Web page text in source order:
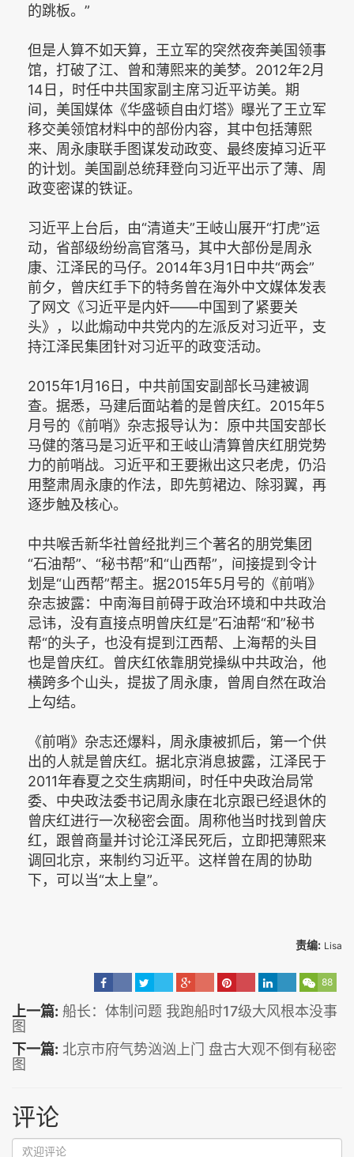
的跳板。”
但是人算不如天算，王立军的突然夜奔美国领事
馆，打破了江、曾和薄熙来的美梦。2012年2月
14日，时任中共国家副主席习近平访美。期
间，美国媒体《华盛顿自由灯塔》曝光了王立军
移交美领馆材料中的部份内容，其中包括薄熙
来、周永康联手图谋发动政变、最终废掉习近平
的计划。美国副总统拜登向习近平出示了薄、周
政变密谋的铁证。
习近平上台后，由“清道夫”王岐山展开“打虎”运
动，省部级纷纷高官落马，其中大部份是周永
康、江泽民的马仔。2014年3月1日中共“两会”
前夕，曾庆红手下的特务曾在海外中文媒体发表
了网文《习近平是内奸——中国到了紧要关
头》，以此煽动中共党内的左派反对习近平，支
持江泽民集团针对习近平的政变活动。
2015年1月16日，中共前国安副部长马建被调
查。据悉，马建后面站着的是曾庆红。2015年5
月号的《前哨》杂志报导认为：原中共国安部长
马健的落马是习近平和王岐山清算曾庆红朋党势
力的前哨战。习近平和王要揪出这只老虎，仍沿
用整肃周永康的作法，即先剪裙边、除羽翼，再
逐步触及核心。
中共喉舌新华社曾经批判三个著名的朋党集团
“石油帮”、“秘书帮”和“山西帮”，间接提到令计
划是“山西帮”帮主。据2015年5月号的《前哨》
杂志披露：中南海目前碍于政治环境和中共政治
忌讳，没有直接点明曾庆红是”石油帮“和”秘书
帮“的头子，也没有提到江西帮、上海帮的头目
也是曾庆红。曾庆红依靠朋党操纵中共政治，他
横跨多个山头，提拔了周永康，曾周自然在政治
上勾结。
《前哨》杂志还爆料，周永康被抓后，第一个供
出的人就是曾庆红。据北京消息披露，江泽民于
2011年春夏之交生病期间，时任中央政治局常
委、中央政法委书记周永康在北京跟已经退休的
曾庆红进行一次秘密会面。周称他当时找到曾庆
红，跟曾商量并讨论江泽民死后，立即把薄熙来
调回北京，来制约习近平。这样曾在周的协助
下，可以当“太上皇”。
责编: Lisa
88
上一篇: 船长：体制问题 我跑船时17级大风根本没事
图
下一篇: 北京市府气势汹汹上门 盘古大观不倒有秘密
图
评论